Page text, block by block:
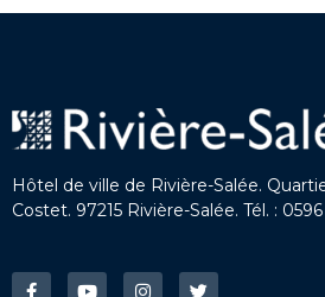
Hôtel de ville de Rivière-Salée.
Costet. 97215 Rivière-Salée. Tél. :